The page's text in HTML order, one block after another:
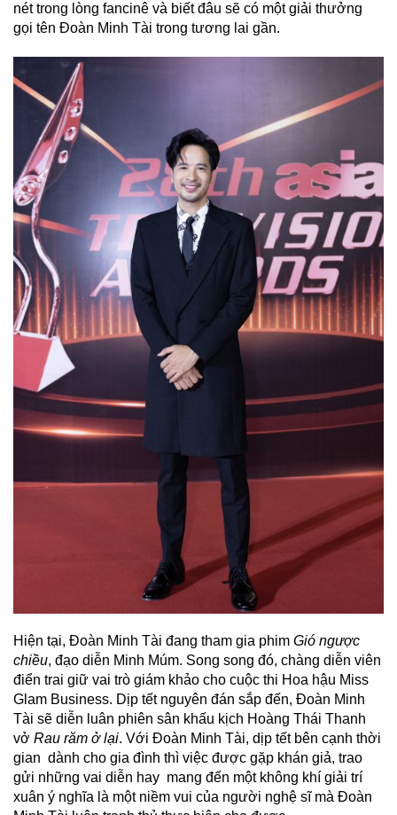
nét trong lòng fancinê và biết đâu sẽ có một giải thưởng
gọi tên Đoàn Minh Tài trong tương lai gần.
Hiện tại, Đoàn Minh Tài đang tham gia phim Gió ngược
chiều, đạo diễn Minh Múm. Song song đó, chàng diễn viên
điển trai giữ vai trò giám khảo cho cuộc thi Hoa hậu Miss
Glam Business. Dịp tết nguyên đán sắp đến, Đoàn Minh
Tài sẽ diễn luân phiên sân khấu kịch Hoàng Thái Thanh
vở Rau răm ở lại. Với Đoàn Minh Tài, dịp tết bên cạnh thời
gian dành cho gia đình thì việc được gặp khán giả, trao
gửi những vai diễn hay mang đến một không khí giải trí
xuân ý nghĩa là một niềm vui của người nghệ sĩ mà Đoàn